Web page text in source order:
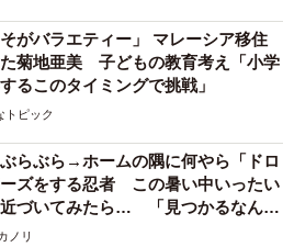
そがバラエティー」 マレーシア移住
菊地亜美 子どもの教育考え「小学
るこのタイミングで挑戦」
トピック
らぶら→ホームの隅に何やら「ドロ
ズをする忍者 この暑い中いったい
づいてみたら… 「見つかるなんて
ノリ